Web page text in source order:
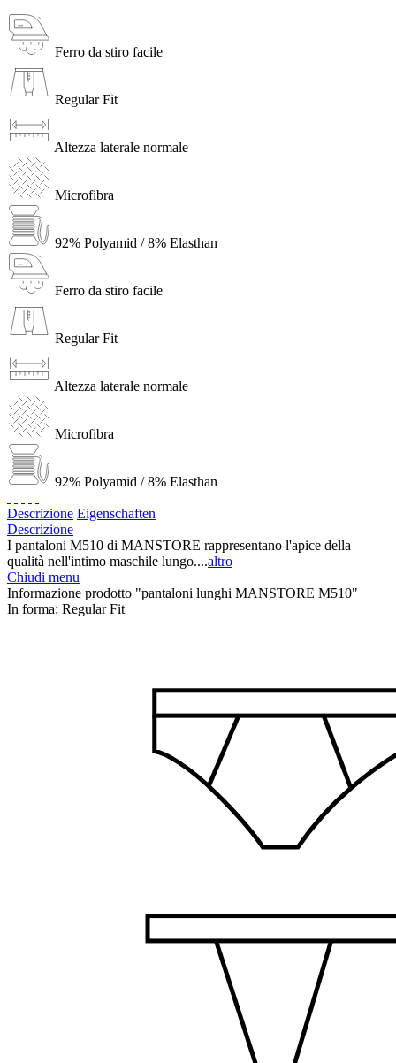
Ferro da stiro facile
Regular Fit
Altezza laterale normale
Microfibra
92% Polyamid / 8% Elasthan
Ferro da stiro facile
Regular Fit
Altezza laterale normale
Microfibra
92% Polyamid / 8% Elasthan
Descrizione Eigenschaften
Descrizione
I pantaloni M510 di MANSTORE rappresentano l'apice della
qualità nell'intimo maschile lungo....altro
Chiudi menu
Informazione prodotto "pantaloni lunghi MANSTORE M510"
In forma: Regular Fit